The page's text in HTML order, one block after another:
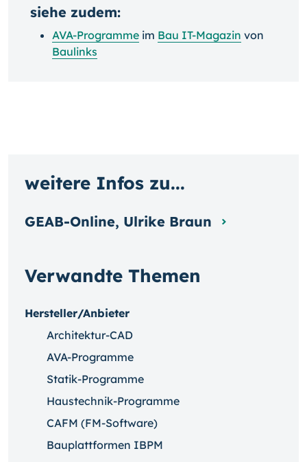
siehe zudem:
AVA-Programme im Bau IT-Magazin von
Baulinks
Verwandte Themen
Hersteller/Anbieter
Architektur-CAD
AVA-Programme
Statik-Programme
Haustechnik-Programme
CAFM (FM-Software)
Bauplattformen IBPM
weitere Infos zu...
GEAB-Online, Ulrike Braun